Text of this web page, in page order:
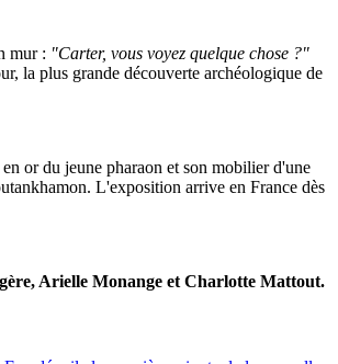
mur : "Carter, vous voyez quelque chose ?"
la plus grande découverte archéologique de
or du jeune pharaon et son mobilier d'une
L'exposition arrive en France dès
Arielle Monange et Charlotte Mattout.